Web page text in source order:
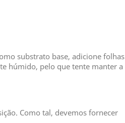
substrato base, adicione folhas
húmido, pelo que tente manter a
Como tal, devemos fornecer